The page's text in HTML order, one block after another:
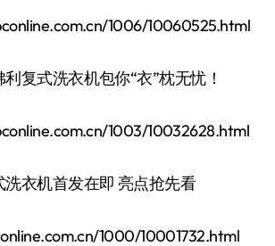
1006/10060525.html
复式洗衣机包你“衣”枕无忧！
1003/10032628.html
衣机首发在即 亮点抢先看
1000/10001732.html